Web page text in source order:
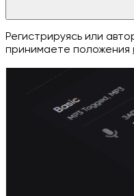
Регистрируясь или
принимаете положения